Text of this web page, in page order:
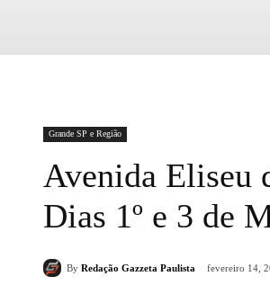
Grande SP e Região
Avenida Eliseu
Dias 1º e 3 de
By Redação Gazzeta Paulista fevereiro 14,